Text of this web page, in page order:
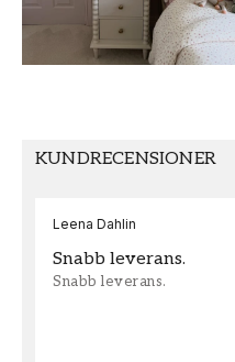
KUNDRECENSIONER
Leena Dahlin
Snabb leverans.
Snabb leverans.